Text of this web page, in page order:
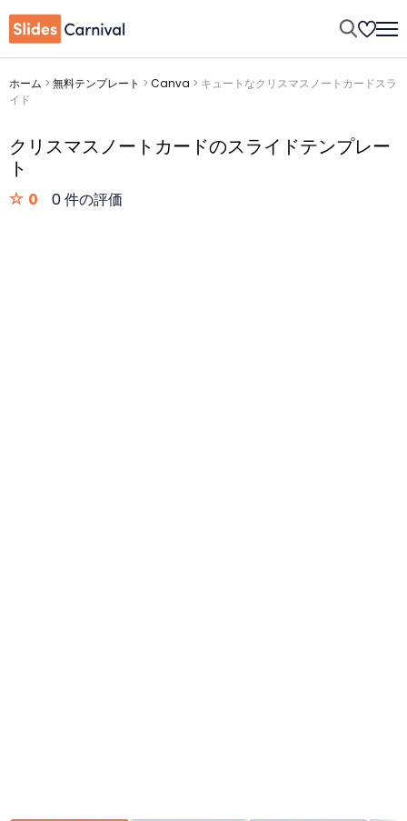
ホーム > 無料テンプレート > Canva > キュートなクリスマスノートカードスラ
イド
クリスマスノートカードのスライドテンプレー
ト
0 0 件の評価